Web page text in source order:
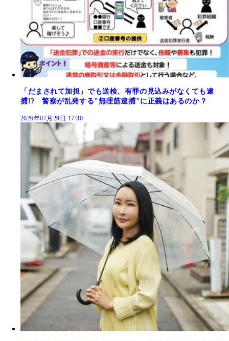
「だまされて加担」でも送検、有罪の見込みがなくても逮
捕!? 警察が乱発する"無理筋逮捕"に正義はあるのか？
2026年07月29日 17:30